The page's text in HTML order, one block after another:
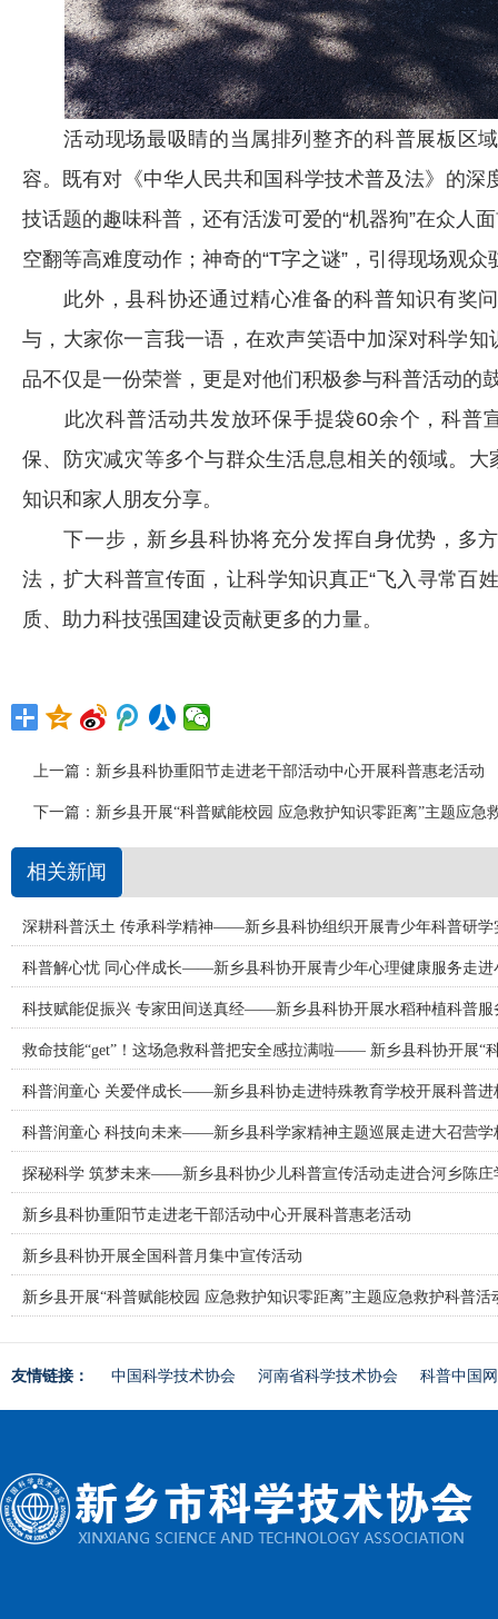
活动现场最吸睛的当属排列整齐的科普展板区域
容。既有对《中华人民共和国科学技术普及法》的深
技话题的趣味科普，还有活泼可爱的“机器狗”在众人
空翻等高难度动作；神奇的“T字之谜”，引得现场观
此外，县科协还通过精心准备的科普知识有奖问
与，大家你一言我一语，在欢声笑语中加深对科学
品不仅是一份荣誉，更是对他们积极参与科普活动的
此次科普活动共发放环保手提袋60余个，科普
保、防灾减灾等多个与群众生活息息相关的领域。
知识和家人朋友分享。
下一步，新乡县科协将充分发挥自身优势，多方
法，扩大科普宣传面，让科学知识真正“飞入寻常百
质、助力科技强国建设贡献更多的力量。
上一篇： 新乡县科协重阳节走进老干部活动中心开展科普惠老活动
下一篇： 新乡县开展“科普赋能校园 应急救护知识零距离”主题应急
相关新闻
深耕科普沃土 传承科学精神——新乡县科协组织开展青少年科普研学
科普解心忧 同心伴成长——新乡县科协开展青少年心理健康服务走进
科技赋能促振兴 专家田间送真经——新乡县科协开展水稻种植科普服
救命技能“get”！这场急救科普把安全感拉满啦—— 新乡县科协开展“
科普润童心 关爱伴成长——新乡县科协走进特殊教育学校开展科普进
科普润童心 科技向未来——新乡县科学家精神主题巡展走进大召营学
探秘科学 筑梦未来——新乡县科协少儿科普宣传活动走进合河乡陈庄
新乡县科协重阳节走进老干部活动中心开展科普惠老活动
新乡县科协开展全国科普月集中宣传活动
新乡县开展“科普赋能校园 应急救护知识零距离”主题应急救护科普活
友情链接： 中国科学技术协会 河南省科学技术协会 科普中国网